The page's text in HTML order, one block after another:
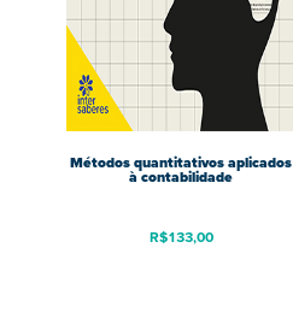
Métodos quantitativos aplicados
à contabilidade
R$133,00